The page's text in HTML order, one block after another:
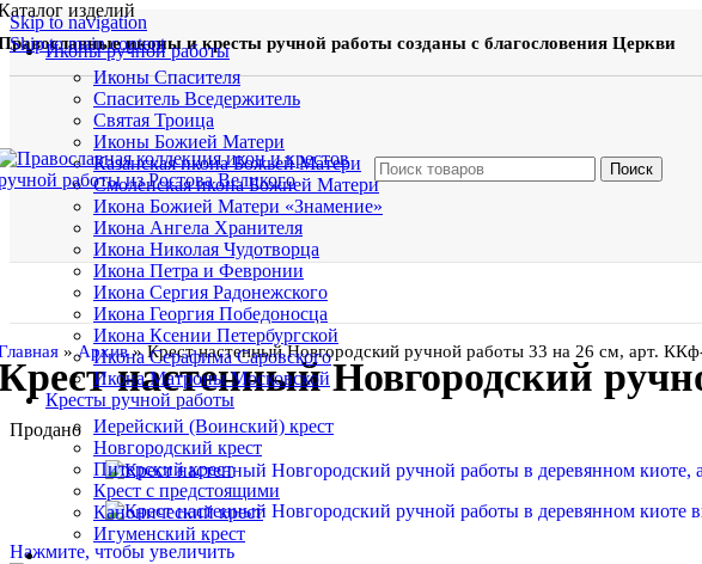
Skip to navigation
Skip to main contentиконы и кресты ручной работы созданы с благословения Церкви
Поиск
изделий
Иконы ручной работы
Иконы Спасителя
Спаситель Вседержитель
Святая Троица
Иконы Божией Матери
Казанская икона Божьей Матери
Смоленская икона Божией Матери
Икона Божией Матери «Знамение»
Икона Ангела Хранителя
Икона Николая Чудотворца
Икона Петра и Февронии
Икона Сергия Радонежского
Икона Георгия Победоносца
Икона Ксении Петербургской
Икона Серафима Саровского
Икона Матроны Московской
Кресты ручной работы
Иерейский (Воинский) крест
Новгородский крест
Питерский крест
Крест с предстоящими
Канонический крест
Игуменский крест
»Архив»Крест настенный Новгородский ручной работы 33 на 26 см, арт.
настенный Новгородский
Продано
Нажмите, чтобы увеличить